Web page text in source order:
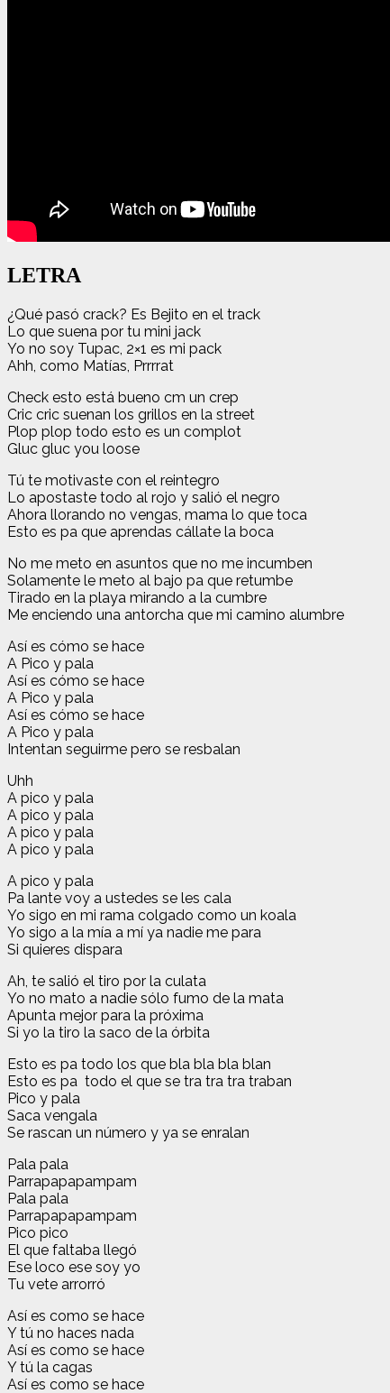
LETRA
¿Qué pasó crack? Es Bejito en el track
Lo que suena por tu mini jack
Yo no soy Tupac, 2×1 es mi pack
Ahh, como Matías, Prrrrat
Check esto está bueno cm un crep
Cric cric suenan los grillos en la street
Plop plop todo esto es un complot
Gluc gluc you loose
Tú te motivaste con el reintegro
Lo apostaste todo al rojo y salió el negro
Ahora llorando no vengas, mama lo que toca
Esto es pa que aprendas cállate la boca
No me meto en asuntos que no me incumben
Solamente le meto al bajo pa que retumbe
Tirado en la playa mirando a la cumbre
Me enciendo una antorcha que mi camino alumbre
Así es cómo se hace
A Pico y pala
Así es cómo se hace
A Pico y pala
Así es cómo se hace
A Pico y pala
Intentan seguirme pero se resbalan
Uhh
A pico y pala
A pico y pala
A pico y pala
A pico y pala
A pico y pala
Pa lante voy a ustedes se les cala
Yo sigo en mi rama colgado como un koala
Yo sigo a la mía a mí ya nadie me para
Si quieres dispara
Ah, te salió el tiro por la culata
Yo no mato a nadie sólo fumo de la mata
Apunta mejor para la próxima
Si yo la tiro la saco de la órbita
Esto es pa todo los que bla bla bla blan
Esto es pa todo el que se tra tra tra traban
Pico y pala
Saca vengala
Se rascan un número y ya se enralan
Pala pala
Parrapapapampam
Pala pala
Parrapapapampam
Pico pico
El que faltaba llegó
Ese loco ese soy yo
Tu vete arrorró
Así es como se hace
Y tú no haces nada
Así es como se hace
Y tú la cagas
Así es como se hace